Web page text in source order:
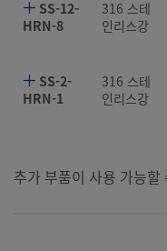
SS-12-
HRN-8
316 스테
인리스강
SS-2-
HRN-1
316 스테
인리스강
추가 부품이 사용 가능할